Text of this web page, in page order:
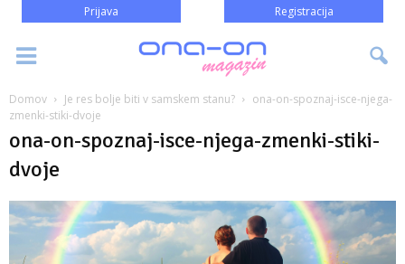
Prijava Registracija
Domov Je res bolje biti v samskem stanu?
ona-on-spoznaj-isce-njega-
zmenki-stiki-dvoje
ona-on-spoznaj-isce-njega-zmenki-stiki-
dvoje